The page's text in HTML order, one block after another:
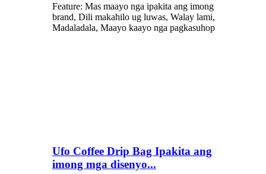
Feature: Mas maayo nga ipakita ang imong
brand, Dili makahilo ug luwas, Walay lami,
Madaladala, Maayo kaayo nga pagkasuhop
Ufo Coffee Drip Bag Ipakita ang
imong mga disenyo...